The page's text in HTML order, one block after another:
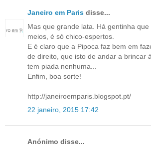
Janeiro em Paris disse...
Mas que grande lata. Há gentinha que
meios, é só chico-espertos.
E é claro que a Pipoca faz bem em
de direito, que isto de andar a brincar
tem piada nenhuma...
Enfim, boa sorte!
http://janeiroemparis.blogspot.pt/
22 janeiro, 2015 17:42
Anónimo disse...